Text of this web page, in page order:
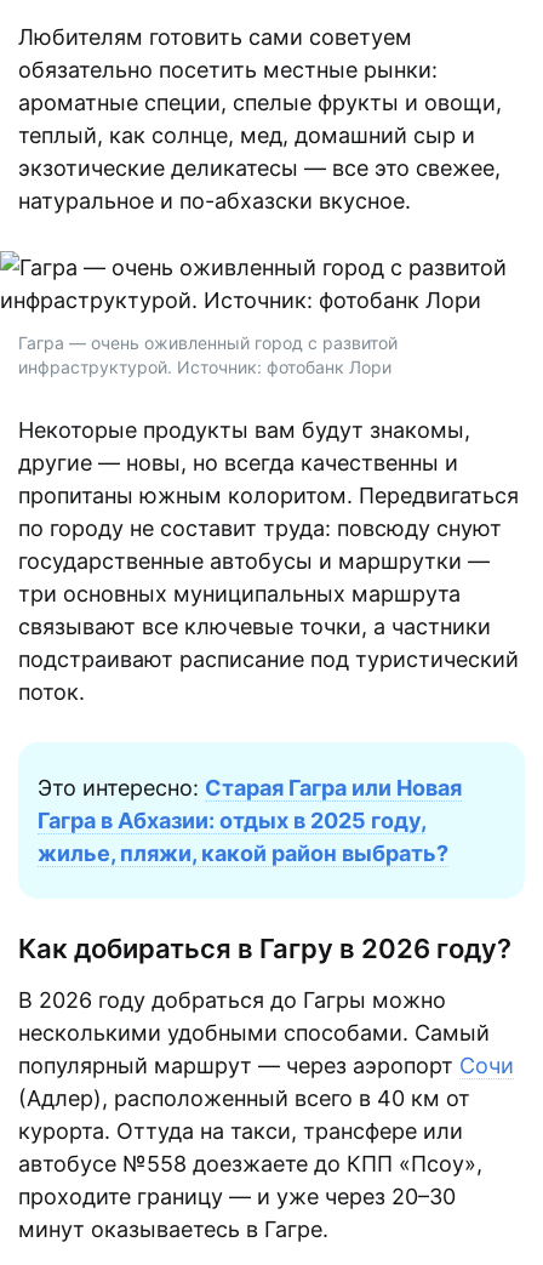
Любителям готовить сами советуем
обязательно посетить местные рынки:
ароматные специи, спелые фрукты и овощи,
теплый, как солнце, мед, домашний сыр и
экзотические деликатесы — все это свежее,
натуральное и по-абхазски вкусное.
Гагра — очень оживленный город с развитой
инфраструктурой. Источник: фотобанк Лори
Некоторые продукты вам будут знакомы,
другие — новы, но всегда качественны и
пропитаны южным колоритом. Передвигаться
по городу не составит труда: повсюду снуют
государственные автобусы и маршрутки —
три основных муниципальных маршрута
связывают все ключевые точки, а частники
подстраивают расписание под туристический
поток.
Это интересно: Старая Гагра или Новая
Гагра в Абхазии: отдых в 2025 году,
жилье, пляжи, какой район выбрать?
Как добираться в Гагру в 2026 году?
В 2026 году добраться до Гагры можно
несколькими удобными способами. Самый
популярный маршрут — через аэропорт Сочи
(Адлер), расположенный всего в 40 км от
курорта. Оттуда на такси, трансфере или
автобусе №558 доезжаете до КПП «Псоу»,
проходите границу — и уже через 20–30
минут оказываетесь в Гагре.